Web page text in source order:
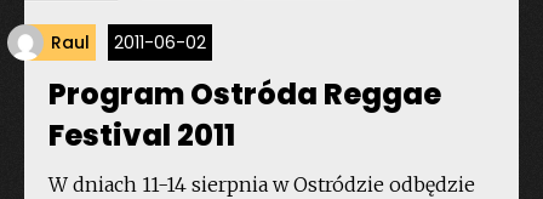
Raul 2011-06-02
Program Ostróda Reggae
Festival 2011
W dniach 11-14 sierpnia w Ostródzie odbędzie